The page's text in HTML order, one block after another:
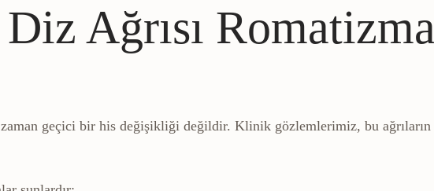
Ağrısı
geçici bir his değişikliği değildir. Klinik gözlemlerimiz, bu ağrıların